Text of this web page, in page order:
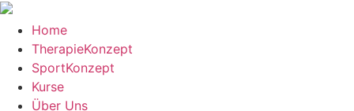
Zum
Inhalt
springen
Home
TherapieKonzept
SportKonzept
Kurse
Über Uns